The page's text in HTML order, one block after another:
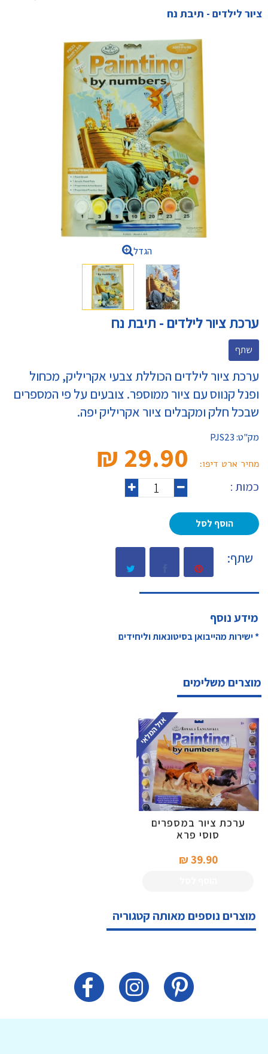
ציור לילדים - תיבת נח
הגדל
ערכת ציור לילדים - תיבת נח
שתף
ערכת ציור לילדים הכוללת צבעי אקריליק, מכחול
ופנל קנווס עם ציור ממוספר. צובעים על פי המספרים
שבכל חלק ומקבלים ציור אקריליק יפה.
מק"ט:PJS23
מחיר ארט דיפו: 29.90 ₪‎
כמות :
הוסף לסל
שתף:
מידע נוסף
* ישירות מהייבואן בסיטונאות וליחידים
מוצרים משלימים
ערכת ציור במספרים
סוסי פרא
39.90 ₪‎
מוצרים נוספים מאותה קטגוריה